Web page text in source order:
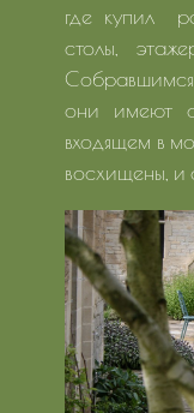
где купил
столы,
они имеют
входящем в
восхищены, и